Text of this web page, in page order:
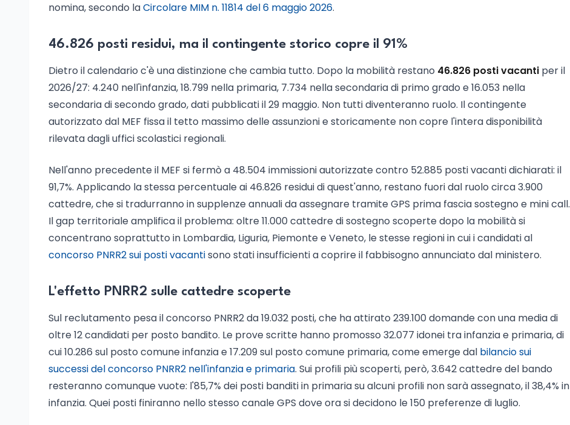
nomina, secondo laCircolare MIM n. 11814 del 6 maggio 2026.
46.826 posti residui, ma il contingente storico copre il 91%
Dietro il calendario c'è una distinzione che cambia tutto. Dopo la mobilità restano 46.826 posti vacanti per il
2026/27: 4.240 nell'infanzia, 18.799 nella primaria, 7.734 nella secondaria di primo grado e 16.053 nella
secondaria di secondo grado, dati pubblicati il 29 maggio. Non tutti diventeranno ruolo. Il contingente
autorizzato dal MEF fissa il tetto massimo delle assunzioni e storicamente non copre l'intera disponibilità
rilevata dagli uffici scolastici regionali.
Nell'anno precedente il MEF si fermò a 48.504 immissioni autorizzate contro 52.885 posti vacanti dichiarati: il
91,7%. Applicando la stessa percentuale ai 46.826 residui di quest'anno, restano fuori dal ruolo circa 3.900
cattedre, che si tradurranno in supplenze annuali da assegnare tramite GPS prima fascia sostegno e mini call.
Il gap territoriale amplifica il problema: oltre 11.000 cattedre di sostegno scoperte dopo la mobilità si
concentrano soprattutto in Lombardia, Liguria, Piemonte e Veneto, le stesse regioni in cui i candidati al
concorso PNRR2 sui posti vacantisono stati insufficienti a coprire il fabbisogno annunciato dal ministero.
L'effetto PNRR2 sulle cattedre scoperte
Sul reclutamento pesa il concorso PNRR2 da 19.032 posti, che ha attirato 239.100 domande con una media di
oltre 12 candidati per posto bandito. Le prove scritte hanno promosso 32.077 idonei tra infanzia e primaria, di
cui 10.286 sul posto comune infanzia e 17.209 sul posto comune primaria, come emerge dal bilancio sui
successi del concorso PNRR2 nell'infanzia e primaria. Sui profili più scoperti, però, 3.642 cattedre del bando
resteranno comunque vuote: l'85,7% dei posti banditi in primaria su alcuni profili non sarà assegnato, il 38,4% in
infanzia. Quei posti finiranno nello stesso canale GPS dove ora si decidono le 150 preferenze di luglio.